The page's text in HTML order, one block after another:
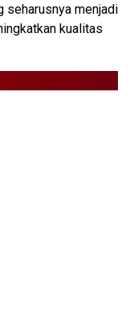
seharusnya menjadi
kualitas